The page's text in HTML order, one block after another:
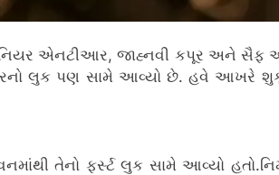
જુનિયર એનટીઆર, જાહ્નવી કપૂર અને સૈફ
લુક પણ સામે આવ્યો છે. હવે આખરે
તેનો ફર્સ્ટ લુક સામે આવ્યો